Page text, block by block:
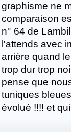
graphisme ne
comparaison
n° 64 de
l'attends avec
arrière quand
trop dur trop
pense que
tuniques
évolué !!!! et